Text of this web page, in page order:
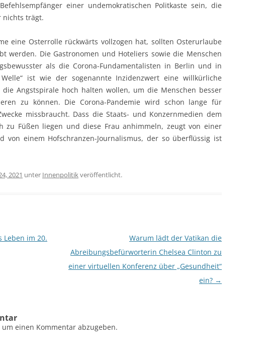
einer undemokratischen Politkaste sein, die
nichts trägt.
eine Osterrolle rückwärts vollzogen hat, sollten Osterurlaube
werden. Die Gastronomen und Hoteliers sowie die Menschen
als die Corona-Fundamentalisten in Berlin und in
ist wie der sogenannte Inzidenzwert eine willkürliche
die Angstspirale hoch halten wollen, um die Menschen besser
zu können. Die Corona-Pandemie wird schon lange für
missbraucht. Dass die Staats- und Konzernmedien dem
zu Füßen liegen und diese Frau anhimmeln, zeugt von einer
von einem Hofschranzen-Journalismus, der so überflüssig ist
2021 unter Innenpolitikveröffentlicht.
Leben im 20.
Warum lädt der Vatikan die
Abreibungsbefürworterin Chelsea Clinton zu
einer virtuellen Konferenz über „Gesundheit“
ein? →
um einen Kommentar abzugeben.